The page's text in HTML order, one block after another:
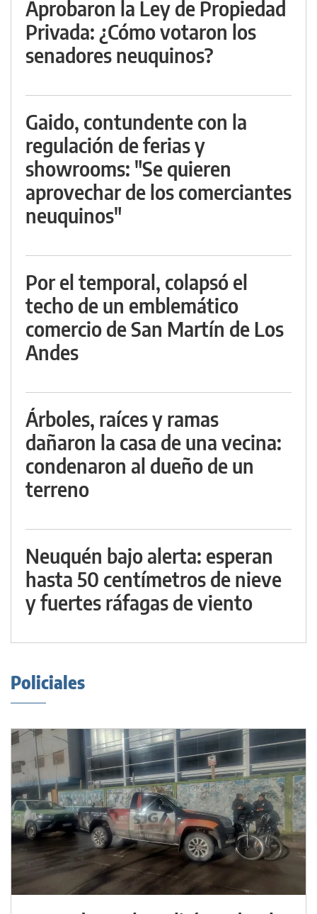
Aprobaron la Ley de Propiedad
Privada: ¿Cómo votaron los
senadores neuquinos?
Gaido, contundente con la
regulación de ferias y
showrooms: "Se quieren
aprovechar de los comerciantes
neuquinos"
Por el temporal, colapsó el
techo de un emblemático
comercio de San Martín de Los
Andes
Árboles, raíces y ramas
dañaron la casa de una vecina:
condenaron al dueño de un
terreno
Neuquén bajo alerta: esperan
hasta 50 centímetros de nieve
y fuertes ráfagas de viento
Policiales